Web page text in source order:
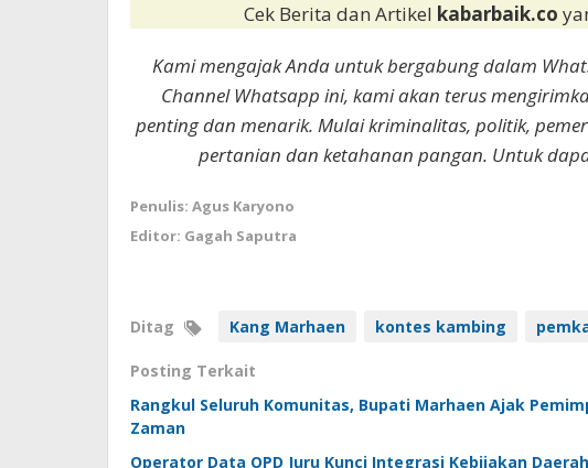
Cek Berita dan Artikel kabarbaik.co
Kami mengajak Anda untuk bergabung dalam
Channel Whatsapp ini, kami akan terus
penting dan menarik. Mulai kriminalitas, politik,
pertanian dan ketahanan pangan. Untuk
Penulis: Agus Karyono
Editor: Gagah Saputra
Ditag Kang Marhaen kontes kambing
Posting Terkait
Rangkul Seluruh Komunitas, Bupati Marhaen Ajak
Zaman
Operator Data OPD Juru Kunci Integrasi Kebijakan Daerah